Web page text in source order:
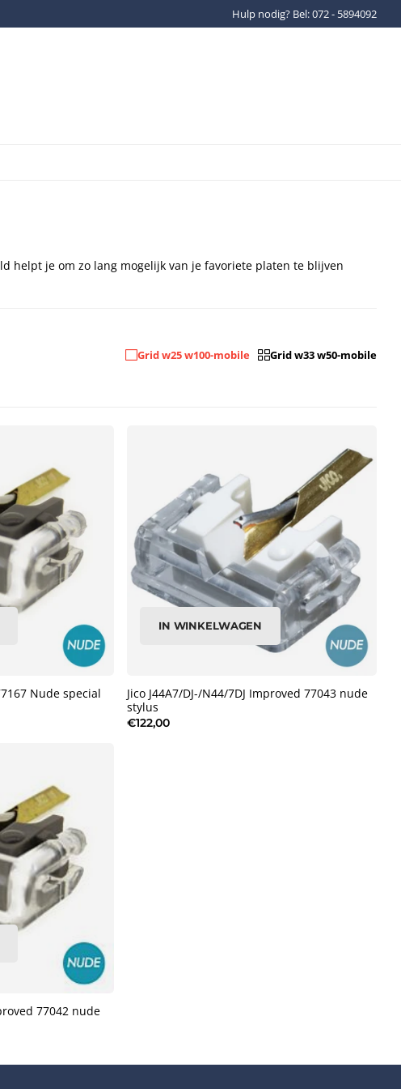
Gratis verzenden binnen
Hulp nodig? Bel: 072 - 5894092
helpt je om zo lang mogelijk van je favoriete platen te blijven
Grid w25 w100-mobile
Grid w33 w50-mobile
Nude special
IN WINKELWAGEN
Jico J44A7/DJ-/N44/7DJ Improved 77043 nude
stylus
€122,00
77042 nude